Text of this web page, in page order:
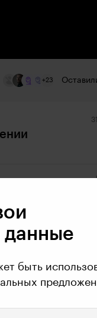
+23
данные
быть